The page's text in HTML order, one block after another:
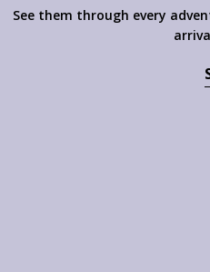
See them through every